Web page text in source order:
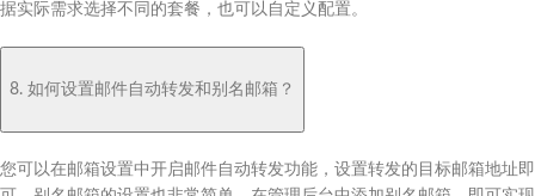
据实际需求选择不同的套餐，也可以自定义配置。
8. 如何设置邮件自动转发和别名邮箱？
您可以在邮箱设置中开启邮件自动转发功能，设置转发的目标邮箱地址即